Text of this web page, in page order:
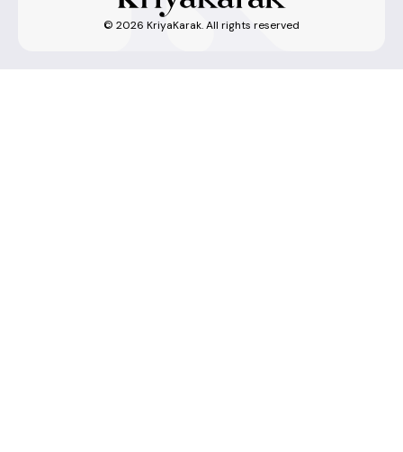
© 2026 KriyaKarak. All rights reserved